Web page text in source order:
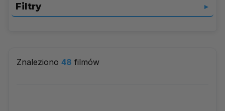
Filtry ▼
Znaleziono 48 filmów